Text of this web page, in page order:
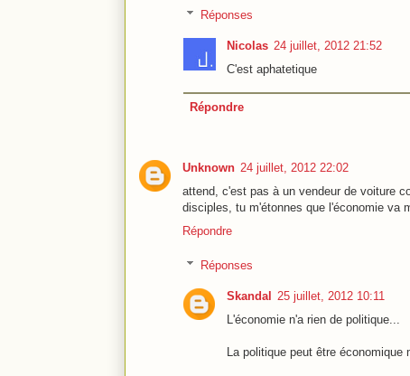
Réponses
Nicolas 24 juillet, 2012 21:52
C'est aphatetique
Répondre
Unknown 24 juillet, 2012 22:02
attend, c'est pas à un vendeur de voiture
disciples, tu m'étonnes que l'économie va
Répondre
Réponses
Skandal
25 juillet, 2012 10:11
L'économie n'a rien de politique...
La politique peut être économique